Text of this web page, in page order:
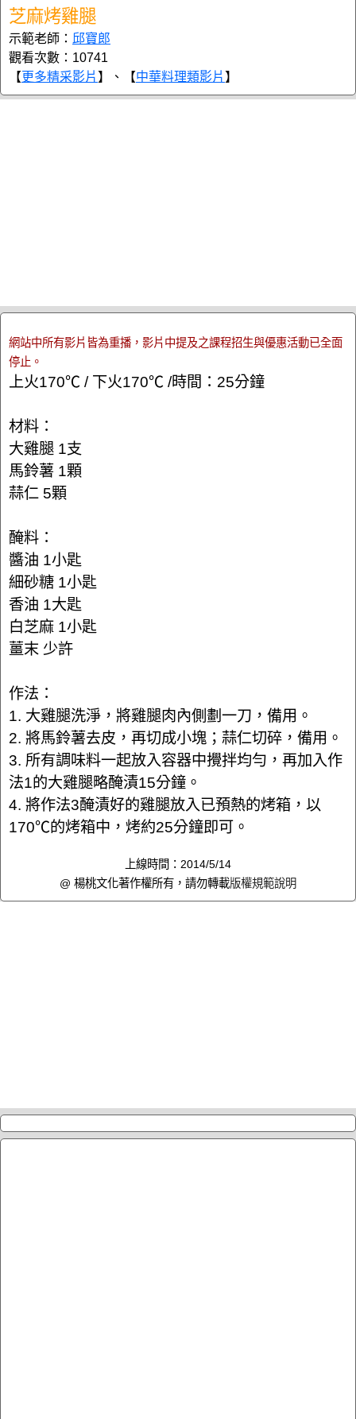
芝麻烤雞腿
示範老師： 邱寶郎
觀看次數：10741
【更多精采影片 】、【中華料理類影片 】
網站中所有影片皆為重播，影片中提及之課程招生與優惠活動已全面
停止。
上火170℃ / 下火170℃ /時間：25分鐘
材料：
大雞腿 1支
馬鈴薯 1顆
蒜仁 5顆
醃料：
醬油 1小匙
細砂糖 1小匙
香油 1大匙
白芝麻 1小匙
薑末 少許
作法：
1. 大雞腿洗淨，將雞腿肉內側劃一刀，備用。
2. 將馬鈴薯去皮，再切成小塊；蒜仁切碎，備用。
3. 所有調味料一起放入容器中攪拌均勻，再加入作
法1的大雞腿略醃漬15分鐘。
4. 將作法3醃漬好的雞腿放入已預熱的烤箱，以
170℃的烤箱中，烤約25分鐘即可。
上線時間：2014/5/14
@ 楊桃文化著作權所有，請勿轉載版權規範說明